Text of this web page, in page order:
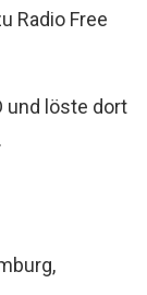
Radio Free
und löste dort